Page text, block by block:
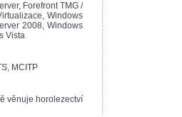
Forefront TMG /
Windows
2008, Windows
Vista
MCITP
věnuje horolezectví